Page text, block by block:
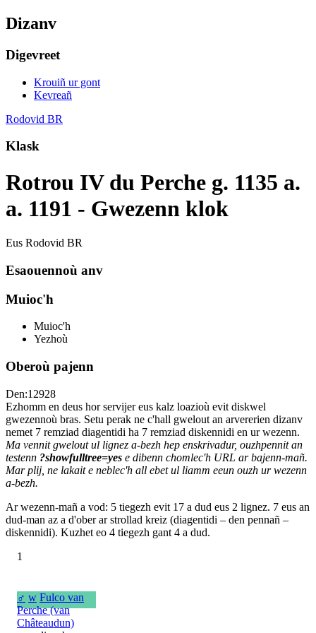
Dizanv
Digevreet
Krouiñ ur gont
Kevreañ
Rodovid BR
Klask
Rotrou IV du Perche g. 1135 a.
a. 1191 - Gwezenn klok
Eus Rodovid BR
Esaouennoù anv
Muioc'h
Muioc'h
Yezhoù
Oberoù pajenn
Den:12928
Ezhomm en deus hor servijer eus kalz loazioù evit diskwel
gwezennoù bras. Setu perak ne c'hall gwelout an arvererien dizanv
nemet 7 remziad diagentidi ha 7 remziad diskennidi en ur wezenn.
Ma vennit gwelout ul lignez a-bezh hep enskrivadur, ouzhpennit an
testenn ?showfulltree=yes e dibenn chomlec'h URL ar bajenn-mañ.
Mar plij, ne lakait e neblec'h all ebet ul liamm eeun ouzh ur wezenn
a-bezh.
Ar wezenn-mañ a vod: 5 tiegezh evit 17 a dud eus 2 lignez. 7 eus an
dud-man az a d'ober ar strollad kreiz (diagentidi – den pennañ –
diskennidi). Kuzhet eo 4 tiegezh gant 4 a dud.
1
♂ w Fulco van
Perche (van
Châteaudun)